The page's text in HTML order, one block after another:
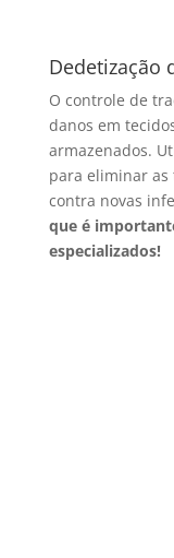
Dedetização
O controle de
danos em
armazenados.
para eliminar as
contra novas
que é
especializados!